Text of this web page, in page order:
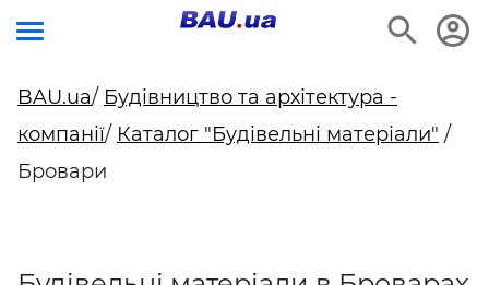
BAU.ua/ Будівництво та архітектура -
компанії/ Каталог "Будівельні матеріали" /
Бровари